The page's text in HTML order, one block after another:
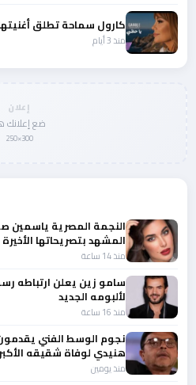
كارول سماحة تطلق
منذ 3 أيام
إعلان
ضع إعلانك
300×250
النجمة المصرية ياسمين
المشهد بتصريحاتها الأخيرة
منذ 14 ساعة
سامو زين يعلن ارتباطه
لألبومه الجديد
منذ 16 ساعة
نجوم الوسط الفني
هنيدي لوفاة شقيقه الأكبر
منذ يومين